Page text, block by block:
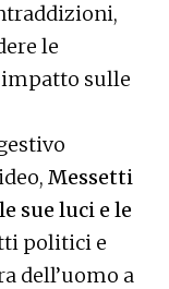
le
sulle
Messetti
sue luci e le
politici e
dell’uomo a